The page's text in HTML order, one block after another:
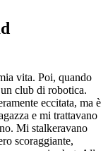
vita. Poi, quando
club di robotica.
eccitata, ma è
e mi trattavano
Mi stalkeravano
scoraggiante,